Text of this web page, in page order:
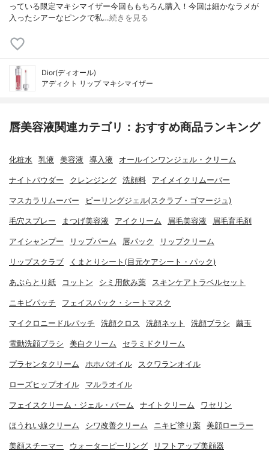
っている限定マキシマイザー今回ももちろん購入！今回は細かなラメが
入ったシアーなピンクで私…続きを見る
Dior(ディオール)
アディクト リップ マキシマイザー
唇美容液関連カテゴリ：おすすめ商品ランキング
化粧水 乳液 美容液 導入液 オールインワンジェル・クリーム
ナイトパウダー クレンジング 洗顔料 アイメイクリムーバー
マスカラリムーバー ピーリングジェル(スクラブ・ゴマージュ)
毛穴スプレー まつげ美容液 アイクリーム 眉毛美容液 眉毛育毛剤
アイシャンプー リップバーム 唇パック リップクリーム
リップスクラブ くまとりシート(目元ケアシート・パック)
あぶらとり紙 コットン シミ用飲み薬 スキンケアトラベルセット
ニキビパッチ フェイスパック・シートマスク
マイクロニードルパッチ 洗顔クロス 洗顔ネット 洗顔ブラシ 繭玉
電動洗顔ブラシ 美白クリーム セラミドクリーム
プラセンタクリーム ホホバオイル スクワランオイル
ローズヒップオイル マルラオイル
フェイスクリーム・ジェル・バーム ナイトクリーム ワセリン
ほうれい線クリーム シワ改善クリーム ニキビ塗り薬 美顔ローラー
美顔スチーマー ウォーターピーリング リフトアップ美顔器